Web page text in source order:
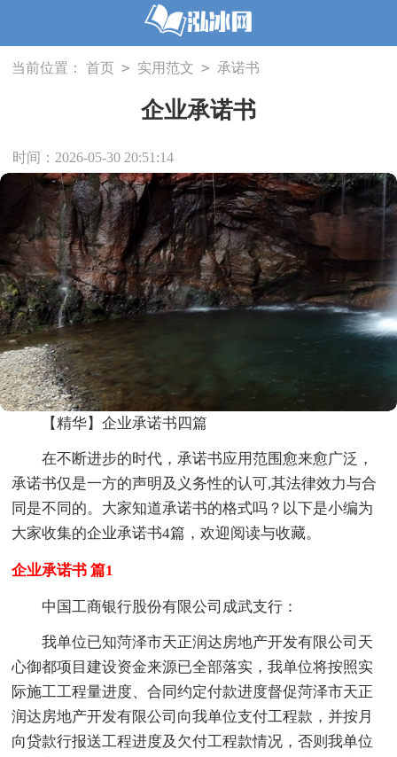
当前位置： 首页 > 实用范文 > 承诺书
企业承诺书
时间：2026-05-30 20:51:14
【精华】企业承诺书四篇
在不断进步的时代，承诺书应用范围愈来愈广泛，
承诺书仅是一方的声明及义务性的认可,其法律效力与合
同是不同的。大家知道承诺书的格式吗？以下是小编为
大家收集的企业承诺书4篇，欢迎阅读与收藏。
企业承诺书 篇1
中国工商银行股份有限公司成武支行：
我单位已知菏泽市天正润达房地产开发有限公司天
心御都项目建设资金来源已全部落实，我单位将按照实
际施工工程量进度、合同约定付款进度督促菏泽市天正
润达房地产开发有限公司向我单位支付工程款，并按月
向贷款行报送工程进度及欠付工程款情况，否则我单位